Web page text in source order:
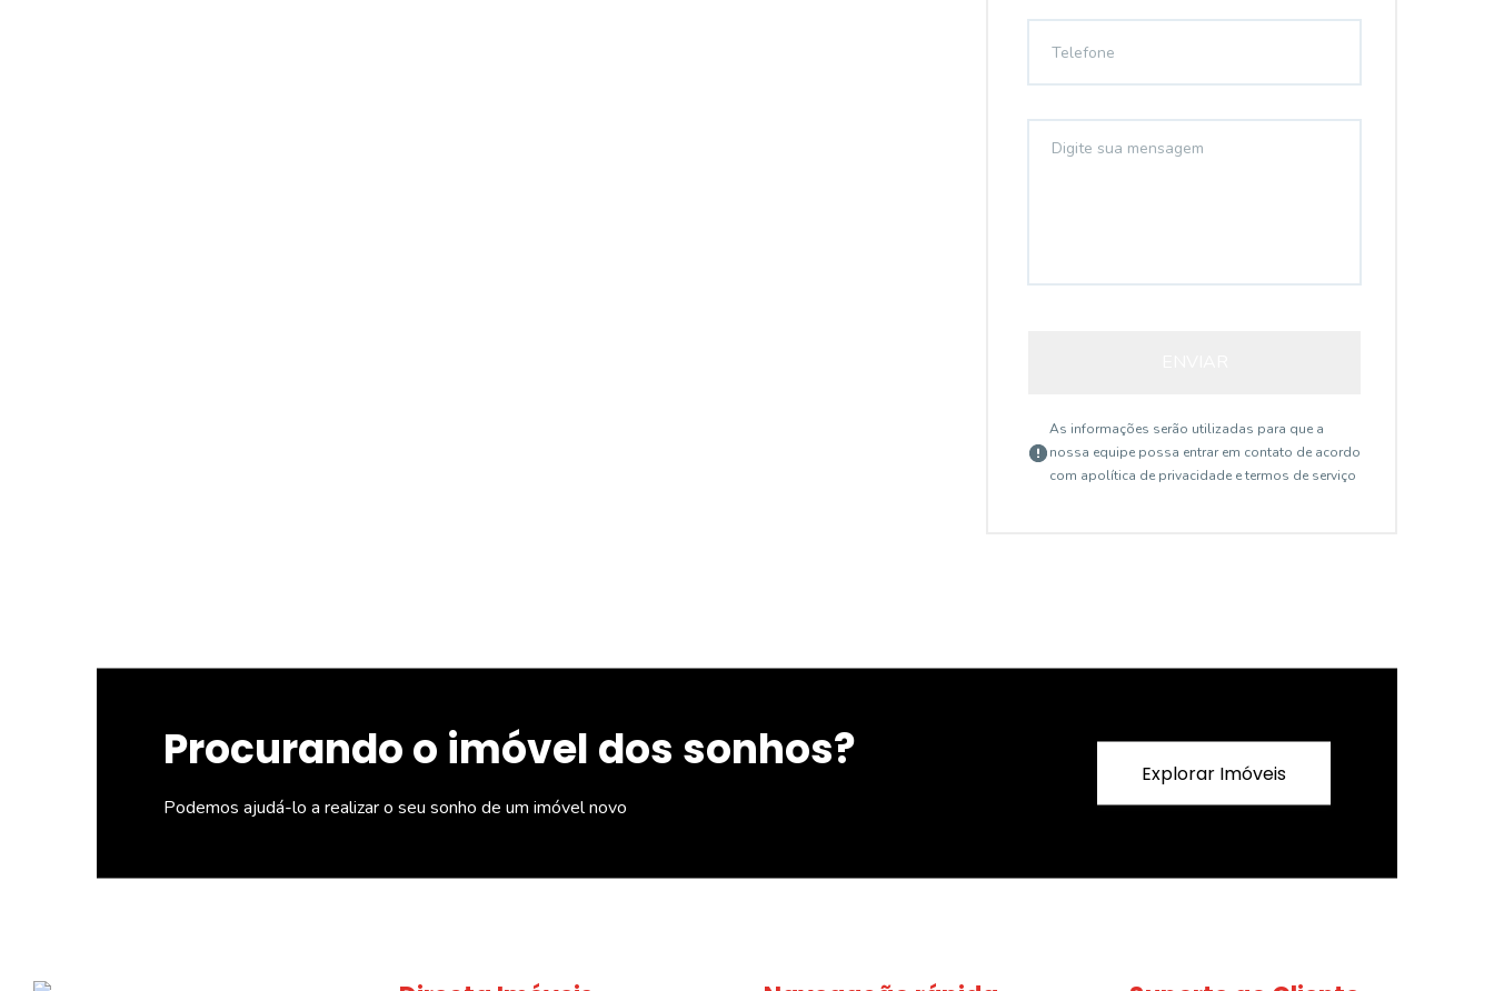
As informações serão utilizadas para que a
nossa equipe possa entrar em contato de acordo
com apolítica de privacidade e termos de serviço
Procurando o imóvel dos sonhos?
Podemos ajudá-lo a realizar o seu sonho de um imóvel novo
Explorar Imóveis